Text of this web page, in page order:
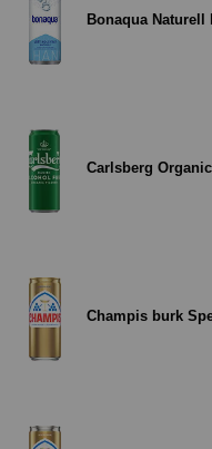
Bonaqua Naturell
Carlsberg
Champis burk